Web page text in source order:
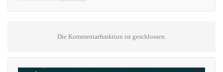
Die Kommentarfunktion ist geschlossen.